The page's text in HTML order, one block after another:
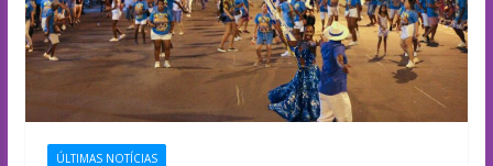
ÚLTIMAS NOTÍCIAS